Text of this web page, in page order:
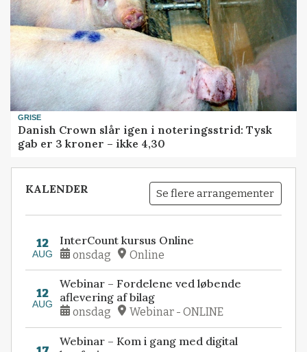
GRISE
Danish Crown slår igen i noteringsstrid: Tysk
gab er 3 kroner – ikke 4,30
KALENDER Se flere arrangementer
12
AUG
InterCount kursus Online
onsdag Online
12
AUG
Webinar – Fordelene ved løbende
aflevering af bilag
onsdag Webinar - ONLINE
Webinar – Kom i gang med digital